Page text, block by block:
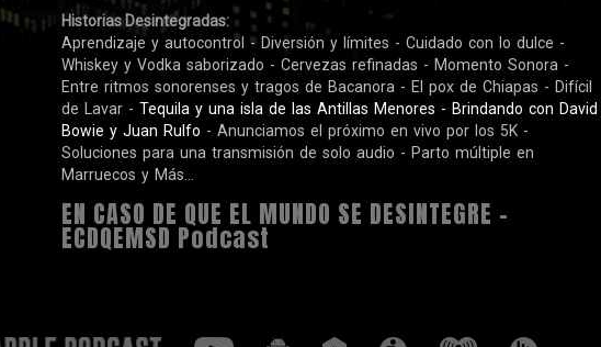
Historias Desintegradas:
Aprendizaje y autocontrol - Diversión y límites - Cuidado con lo dulce -
Whiskey y Vodka saborizado - Cervezas refinadas - Momento Sonora -
Entre ritmos sonorenses y tragos de Bacanora - El pox de Chiapas - Difícil
de Lavar - Tequila y una isla de las Antillas Menores - Brindando con David
Bowie y Juan Rulfo - Anunciamos el próximo en vivo por los 5K -
Soluciones para una transmisión de solo audio - Parto múltiple en
Marruecos y Más...
EN CASO DE QUE EL MUNDO SE DESINTEGRE -
ECDQEMSD Podcast